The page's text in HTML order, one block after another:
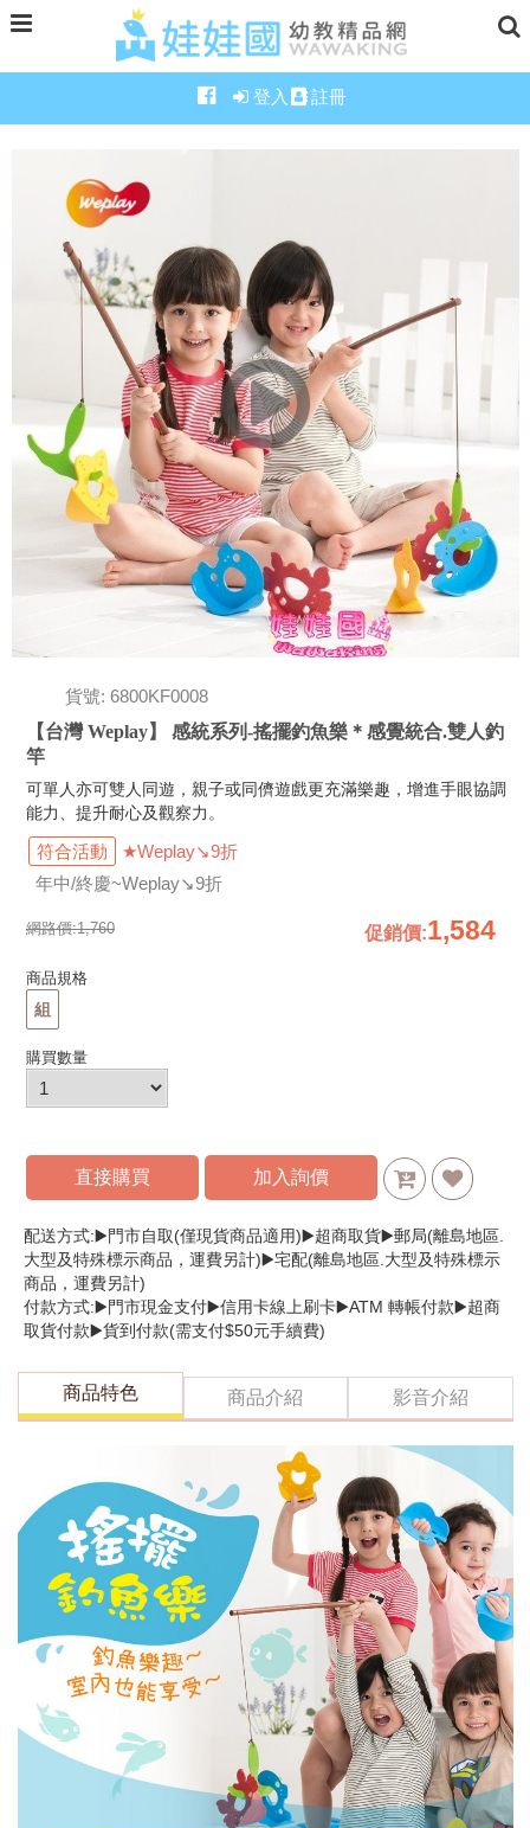
登入 註冊
貨號: 6800KF0008
【台灣 Weplay】 感統系列-搖擺釣魚樂＊感覺統合.雙人釣
竿
可單人亦可雙人同遊，親子或同儕遊戲更充滿樂趣，增進手眼協調
能力、提升耐心及觀察力。
符合活動
★Weplay↘9折
年中/終慶~Weplay↘9折
網路價:1,760 促銷價:1,584
商品規格
組
購買數量
直接購買 加入詢價
配送方式:▶️門市自取(僅現貨商品適用)▶️超商取貨▶️郵局(離島地區.
大型及特殊標示商品，運費另計)▶️宅配(離島地區.大型及特殊標示
商品，運費另計)
付款方式:▶️門市現金支付▶️信用卡線上刷卡▶️ATM 轉帳付款▶️超商
取貨付款▶️貨到付款(需支付$50元手續費)
商品特色 商品介紹 影音介紹